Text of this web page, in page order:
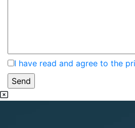
I have read and agree to the